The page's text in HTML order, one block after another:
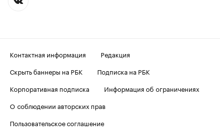
Контактная информация
Редакция
Скрыть баннеры на РБК
Подписка на РБК
Корпоративная подписка
Информация об ограничениях
О соблюдении авторских прав
Пользовательское соглашение